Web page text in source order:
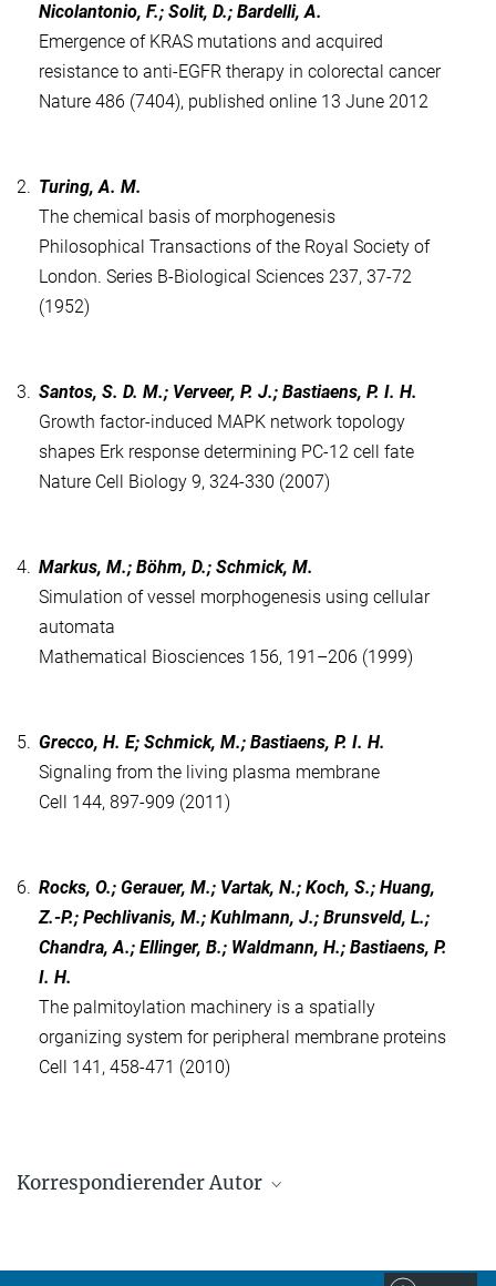
Nicolantonio, F.; Solit, D.; Bardelli, A.
Emergence of KRAS mutations and acquired
resistance to anti-EGFR therapy in colorectal cancer
Nature 486 (7404), published online 13 June 2012
2. Turing, A. M.
The chemical basis of morphogenesis
Philosophical Transactions of the Royal Society of
London. Series B-Biological Sciences 237, 37-72
(1952)
3. Santos, S. D. M.; Verveer, P. J.; Bastiaens, P. I. H.
Growth factor-induced MAPK network topology
shapes Erk response determining PC-12 cell fate
Nature Cell Biology 9, 324-330 (2007)
4. Markus, M.; Böhm, D.; Schmick, M.
Simulation of vessel morphogenesis using cellular
automata
Mathematical Biosciences 156, 191–206 (1999)
5. Grecco, H. E; Schmick, M.; Bastiaens, P. I. H.
Signaling from the living plasma membrane
Cell 144, 897-909 (2011)
6. Rocks, O.; Gerauer, M.; Vartak, N.; Koch, S.; Huang,
Z.-P.; Pechlivanis, M.; Kuhlmann, J.; Brunsveld, L.;
Chandra, A.; Ellinger, B.; Waldmann, H.; Bastiaens, P.
I. H.
The palmitoylation machinery is a spatially
organizing system for peripheral membrane proteins
Cell 141, 458-471 (2010)
Korrespondierender Autor